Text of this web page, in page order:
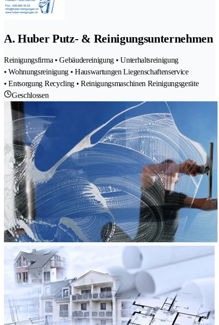
A. Huber Putz- & Reinigungsunternehmen
Reinigungsfirma • Gebäudereinigung • Unterhaltsreinigung
• Wohnungsreinigung • Hauswartungen Liegenschaftenservice
• Entsorgung Recycling • Reinigungsmaschinen Reinigungsgeräte
Geschlossen